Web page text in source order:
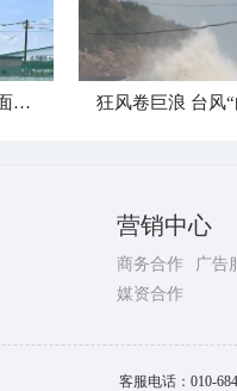
台风马上逼近！沿海各地已经全面进入备战状态
营销中心
商务合作
广告
媒资合作
客服电话： 010-